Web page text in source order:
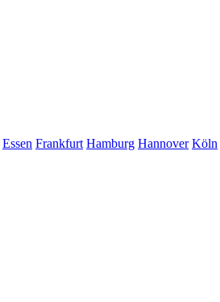
Essen Frankfurt Hamburg Hannover Köln